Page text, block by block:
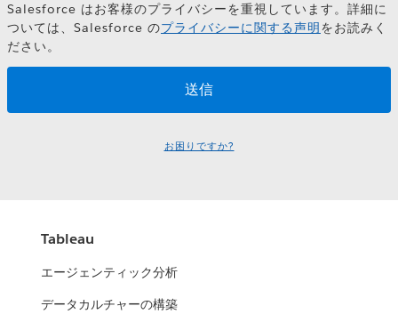
Salesforce はお客様のプライバシーを重視しています。詳細に
ついては、Salesforce のプライバシーに関する声明をお読みく
ださい。
お困りですか?
Tableau
エージェンティック分析
データカルチャーの構築